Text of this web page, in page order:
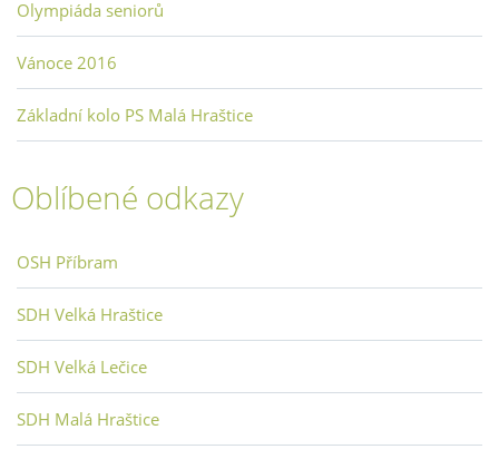
Olympiáda seniorů
Vánoce 2016
Základní kolo PS Malá Hraštice
Oblíbené odkazy
OSH Příbram
SDH Velká Hraštice
SDH Velká Lečice
SDH Malá Hraštice